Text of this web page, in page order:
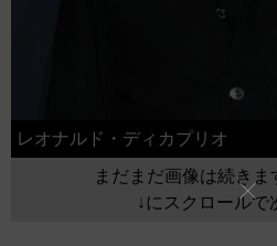
レオナルド・ディカプリオ
まだまだ画像は続きま
↓にスクロールで